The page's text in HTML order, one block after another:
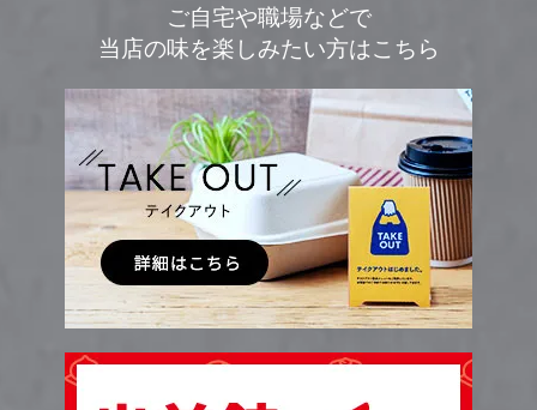
ご自宅や職場などで
当店の味を楽しみたい方はこちら